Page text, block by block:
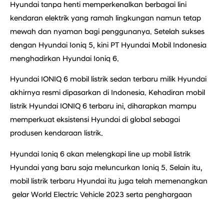
Hyundai tanpa henti memperkenalkan berbagai lini
kendaran elektrik yang ramah lingkungan namun tetap
mewah dan nyaman bagi penggunanya. Setelah sukses
dengan Hyundai Ioniq 5, kini PT Hyundai Mobil Indonesia
menghadirkan Hyundai Ioniq 6.
Hyundai IONIQ 6 mobil listrik sedan terbaru milik Hyundai
akhirnya resmi dipasarkan di Indonesia. Kehadiran mobil
listrik Hyundai IONIQ 6 terbaru ini, diharapkan mampu
memperkuat eksistensi Hyundai di global sebagai
produsen kendaraan listrik.
Hyundai Ioniq 6 akan melengkapi line up mobil listrik
Hyundai yang baru saja meluncurkan Ioniq 5. Selain itu,
mobil listrik terbaru Hyundai itu juga telah memenangkan
gelar World Electric Vehicle 2023 serta penghargaan